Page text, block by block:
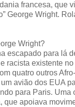
francesa, que
George Wright.
Wright?
escapado para lá
racista existente
quatro outros
avião dos EUA
para Paris. Uma
que apoiava